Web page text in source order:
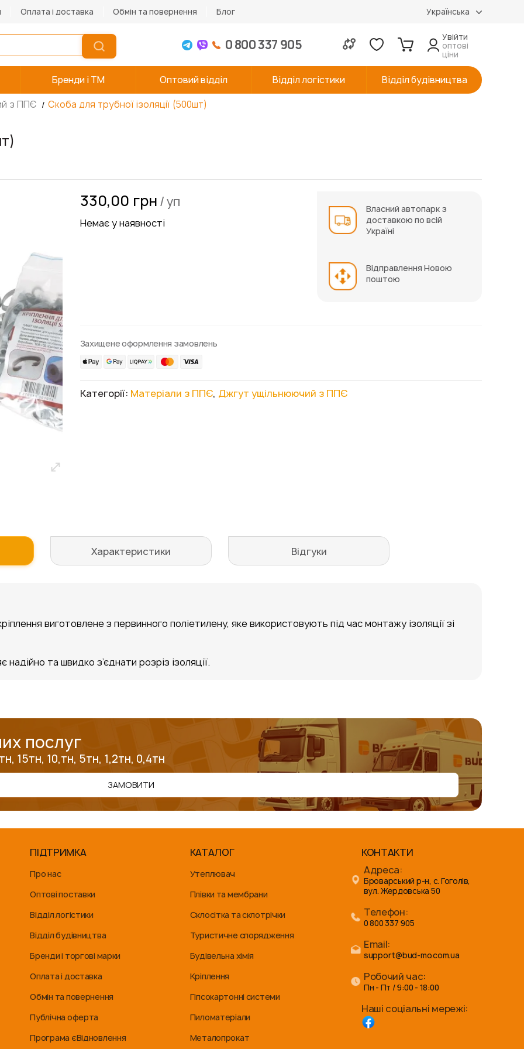
Оплата і доставка Обмін та повернення Блог Українська
0 800 337 905
Увійти
оптові
ціни
Бренди і TM Оптовий відділ Відділ логістики
Відділ будівництва
з ППЄ Скоба для трубної ізоляції (500шт)
330,00 грн / уп
Немає у наявності
Власний автопарк з
доставкою по всій
Україні
Відправлення Новою
поштою
Захищене оформлення замовлень
Категорії: Матеріали з ППЄ, Джгут ущільнюючий з ППЄ
виготовлене з первинного поліетилену, яке використовують під час монтажу ізоляції зі
та швидко з’єднати розріз ізоляції.
Характеристики Відгуки
послуг
15тн, 10,тн, 5тн, 1,2тн, 0,4тн
ЗАМОВИТИ
ПІДТРИМКА
Про нас
Оптові поставки
Відділ логістики
Відділ будівництва
Бренди і торгові марки
Оплата і доставка
Обмін та повернення
Публічна оферта
Програма єВідновлення
КАТАЛОГ
Утеплювач
Плівки та мембрани
Склосітка та склотрічки
Туристичне спорядження
Будівельна хімія
Кріплення
Гіпсокартонні системи
Пиломатеріали
Металопрокат
КОНТАКТИ
Адреса:
Броварський р-н, с. Гоголів,
вул. Жердовська 50
Телефон:
0 800 337 905
Email:
support@bud-mo.com.ua
Робочий час:
Пн - Пт / 9:00 - 18:00
Наші соціальні мережі: